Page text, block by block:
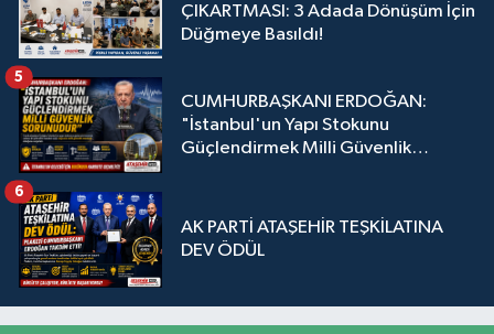
ÇIKARTMASI: 3 Adada Dönüşüm İçin
Düğmeye Basıldı!
CUMHURBAŞKANI ERDOĞAN:
"İstanbul'un Yapı Stokunu
Güçlendirmek Milli Güvenlik
5
AK PARTİ ATAŞEHİR TEŞKİLATINA
DEV ÖDÜL
6